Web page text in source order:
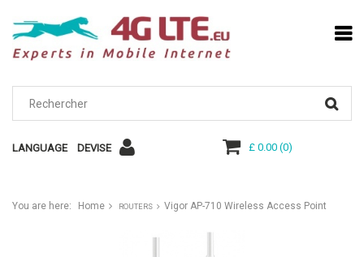
LANGUAGE DEVISE £ 0.00(0)
You are here: Home ROUTERS Vigor AP-710 Wireless Access Point